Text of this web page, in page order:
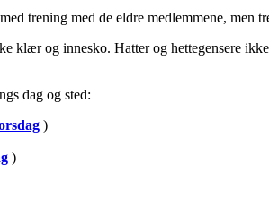
trening med de eldre medlemmene, men
klær og innesko. Hatter og hettegensere
dag og sted:
)
)